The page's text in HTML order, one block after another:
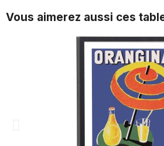
Vous aimerez aussi ces